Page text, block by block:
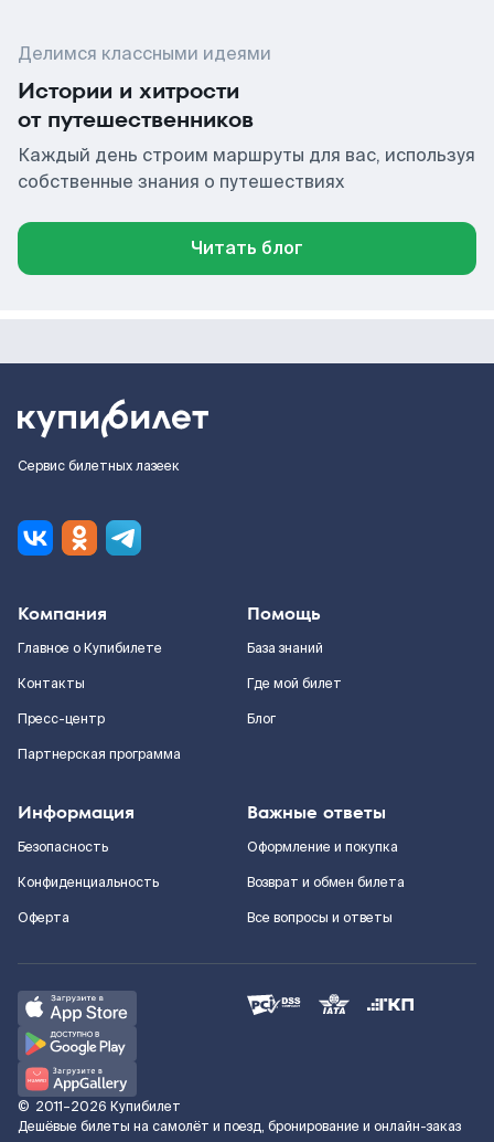
Делимся классными идеями
Истории и хитрости
от путешественников
Каждый день строим маршруты для вас, используя
собственные знания о путешествиях
Читать блог
Сервис билетных лазеек
Компания
Главное о Купибилете
Контакты
Пресс-центр
Партнерская программа
Помощь
База знаний
Где мой билет
Блог
Информация
Безопасность
Конфиденциальность
Оферта
Важные ответы
Оформление и покупка
Возврат и обмен билета
Все вопросы и ответы
© 2011–2026 Купибилет
Дешёвые билеты на самолёт и поезд, бронирование и онлайн-заказ